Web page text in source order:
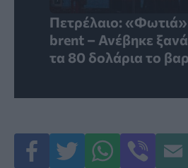
Πετρέλαιο: «Φωτιά»
brent – Ανέβηκε
τα 80 δολάρια το